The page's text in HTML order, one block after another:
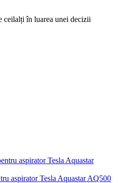
ceilalți în luarea unei decizii
aspirator Tesla Aquastar AQ500